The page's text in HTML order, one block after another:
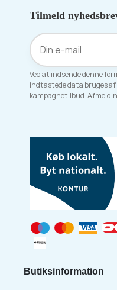
Tilmeld
Ved at indsende denne
indtastede data bruges af
kampagnetilbud.
Butiksinformation